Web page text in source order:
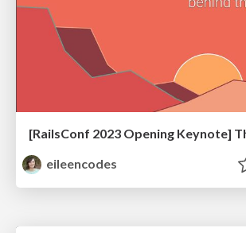
eileencodes